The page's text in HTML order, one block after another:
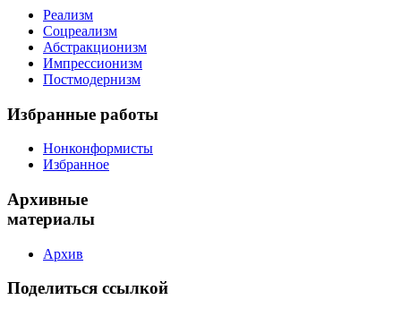
Реализм
Соцреализм
Абстракционизм
Импрессионизм
Постмодернизм
Избранные работы
Нонконформисты
Избранное
Архивные
материалы
Архив
Поделиться ссылкой